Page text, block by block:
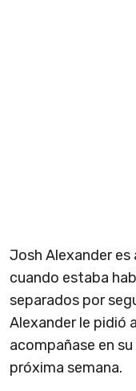
Josh Alexander
cuando estaba
separados por
Alexander le pidió
acompañase en
próxima semana.